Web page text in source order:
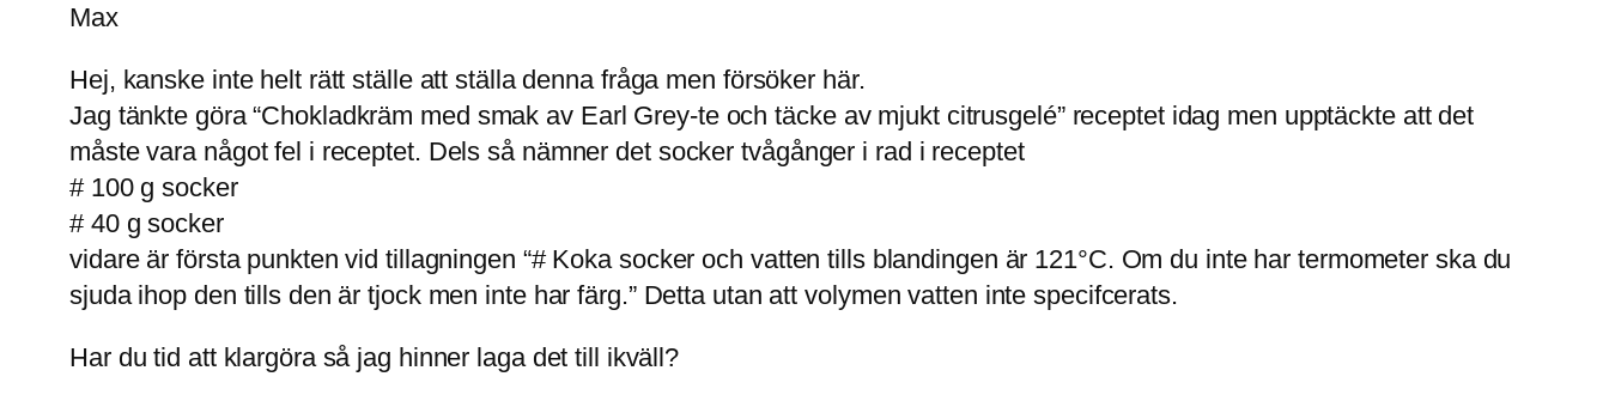
Max
Hej, kanske inte helt rätt ställe att ställa denna fråga men försöker här.
Jag tänkte göra “Chokladkräm med smak av Earl Grey-te och täcke av mjukt citrusgelé” receptet idag men upptäckte att det
måste vara något fel i receptet. Dels så nämner det socker tvågånger i rad i receptet
# 100 g socker
# 40 g socker
vidare är första punkten vid tillagningen “# Koka socker och vatten tills blandingen är 121°C. Om du inte har termometer ska du
sjuda ihop den tills den är tjock men inte har färg.” Detta utan att volymen vatten inte specifcerats.
Har du tid att klargöra så jag hinner laga det till ikväll?